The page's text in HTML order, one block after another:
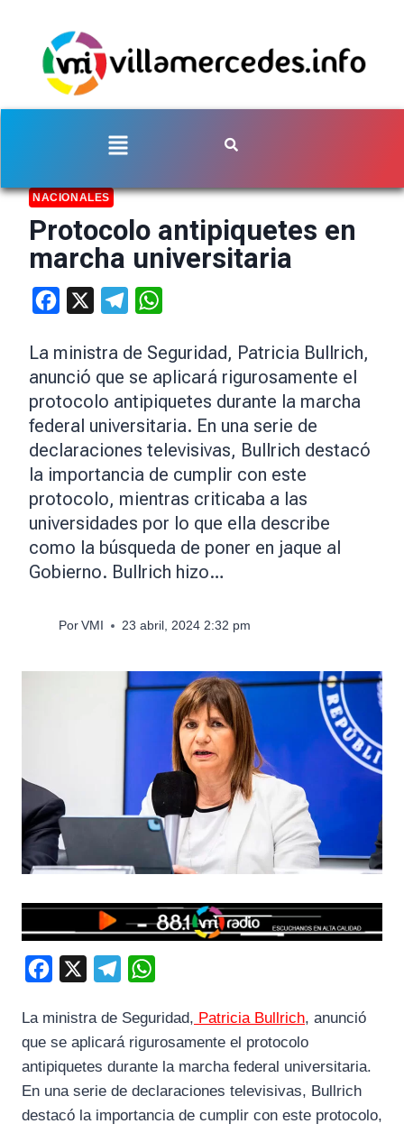
NACIONALES
Protocolo antipiquetes en
marcha universitaria
Facebook Telegram
La ministra de Seguridad, Patricia Bullrich,
anunció que se aplicará rigurosamente el
protocolo antipiquetes durante la marcha
federal universitaria. En una serie de
declaraciones televisivas, Bullrich destacó
la importancia de cumplir con este
protocolo, mientras criticaba a las
universidades por lo que ella describe
como la búsqueda de poner en jaque al
Gobierno. Bullrich hizo…
Por VMI 23 abril, 2024 2:32 pm
c
e
b
l
e
g
a
t
s
La ministra de Seguridad, Patricia Bullrich, anunció
que se aplicará rigurosamente el protocolo
antipiquetes durante la marcha federal universitaria.
En una serie de declaraciones televisivas, Bullrich
destacó la importancia de cumplir con este protocolo,